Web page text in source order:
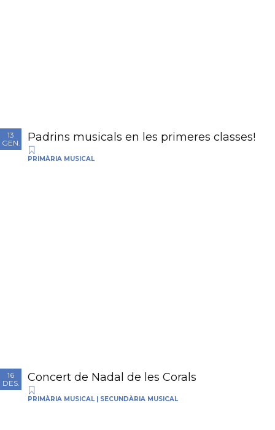
13
GEN.
Padrins musicals en les primeres classes!
PRIMÀRIA MUSICAL
16
DES.
Concert de Nadal de les Corals
PRIMÀRIA MUSICAL | SECUNDÀRIA MUSICAL